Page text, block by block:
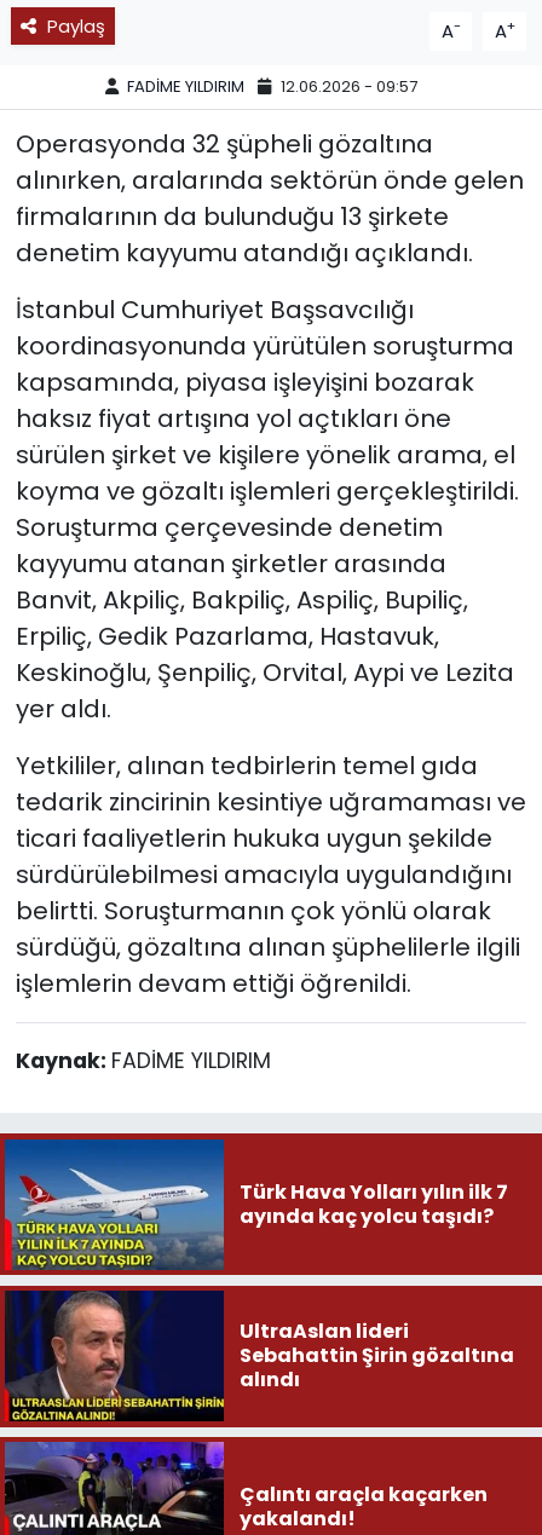
Paylaş A- A+
FADİME YILDIRIM 12.06.2026 - 09:57
Operasyonda 32 şüpheli gözaltına
alınırken, aralarında sektörün önde gelen
firmalarının da bulunduğu 13 şirkete
denetim kayyumu atandığı açıklandı.
İstanbul Cumhuriyet Başsavcılığı
koordinasyonunda yürütülen soruşturma
kapsamında, piyasa işleyişini bozarak
haksız fiyat artışına yol açtıkları öne
sürülen şirket ve kişilere yönelik arama, el
koyma ve gözaltı işlemleri gerçekleştirildi.
Soruşturma çerçevesinde denetim
kayyumu atanan şirketler arasında
Banvit, Akpiliç, Bakpiliç, Aspiliç, Bupiliç,
Erpiliç, Gedik Pazarlama, Hastavuk,
Keskinoğlu, Şenpiliç, Orvital, Aypi ve Lezita
yer aldı.
Yetkililer, alınan tedbirlerin temel gıda
tedarik zincirinin kesintiye uğramaması ve
ticari faaliyetlerin hukuka uygun şekilde
sürdürülebilmesi amacıyla uygulandığını
belirtti. Soruşturmanın çok yönlü olarak
sürdüğü, gözaltına alınan şüphelilerle ilgili
işlemlerin devam ettiği öğrenildi.
Kaynak: FADİME YILDIRIM
Türk Hava Yolları yılın ilk 7
ayında kaç yolcu taşıdı?
UltraAslan lideri
Sebahattin Şirin gözaltına
alındı
Çalıntı araçla kaçarken
yakalandı!